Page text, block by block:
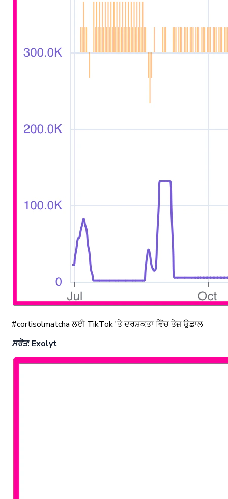
#cortisolmatcha ਲਈ TikTok 'ਤੇ ਦਰਸ਼ਕਤਾ ਵਿੱਚ ਤੇਜ਼ ਉਛਾਲ
ਸਰੋਤ: Exolyt